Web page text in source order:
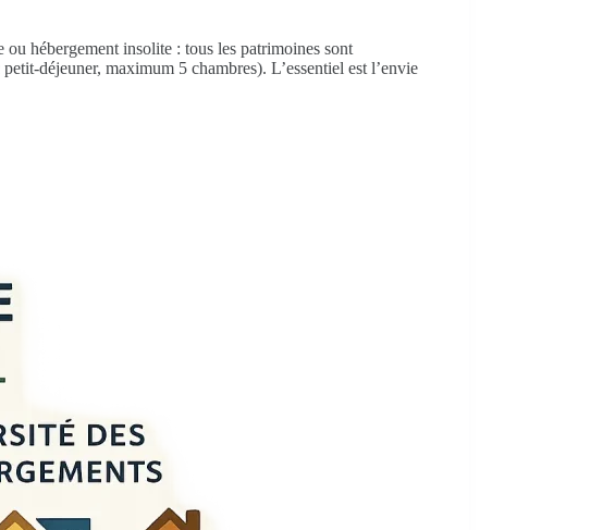
hébergement insolite : tous les patrimoines sont
déjeuner, maximum 5 chambres). L’essentiel est l’envie